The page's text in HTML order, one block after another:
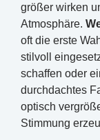
größer wirken
Atmosphäre.
oft die erste
stilvoll
schaffen oder
durchdachtes
optisch
Stimmung